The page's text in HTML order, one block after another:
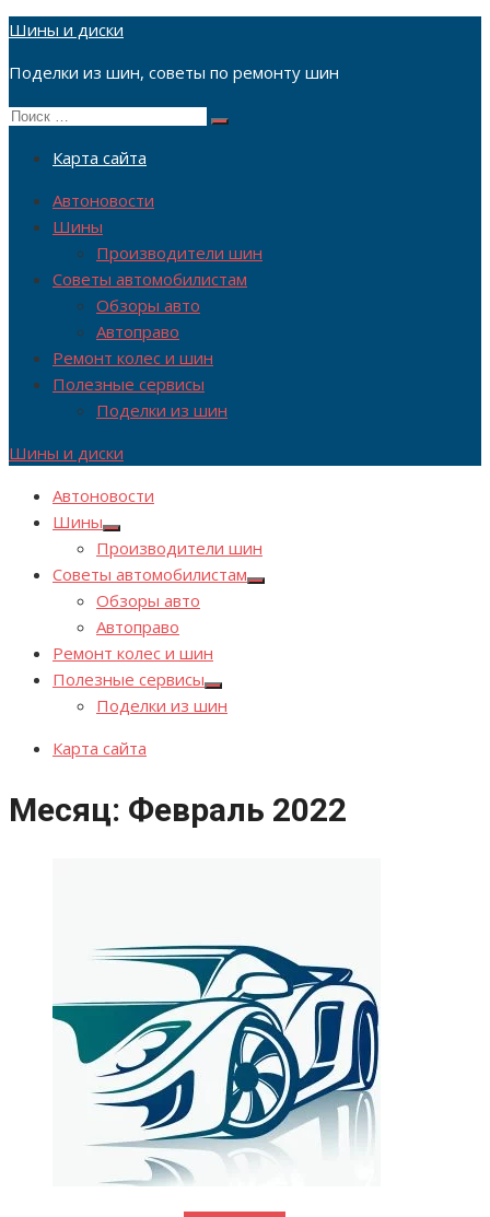
Перейти
содержимому
Шины и диски
Поделки из шин, советы по ремонту шин
Поиск
Поиск
Карта сайта
Автоновости
Шины
Производители шин
Советы автомобилистам
Обзоры авто
Автоправо
Ремонт колес и шин
Полезные сервисы
Поделки из шин
Шины и диски
Автоновости
Шины
Показывать
подменю
Производители шин
Советы автомобилистам
Показывать
Обзоры авто
Автоправо
Ремонт колес и шин
Полезные сервисы
Показывать
подменю
Поделки из шин
Карта сайта
Месяц: Февраль 2022